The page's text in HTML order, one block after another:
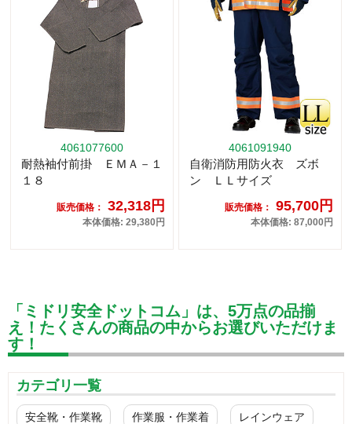
4061077600
耐熱袖付前掛 ＥＭＡ－１
１８
販売価格： 32,318円
本体価格: 29,380円
4061091940
自衛消防用防火衣 ズボ
ン ＬＬサイズ
販売価格： 95,700円
本体価格: 87,000円
「ミドリ安全ドットコム」は、5万点の品揃
え！たくさんの商品の中からお選びいただけま
す！
カテゴリ一覧
安全靴・作業靴 作業服・作業着 レインウェア